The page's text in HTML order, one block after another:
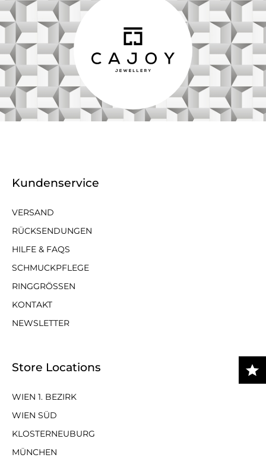
Kundenservice
VERSAND
RÜCKSENDUNGEN
HILFE & FAQS
SCHMUCKPFLEGE
RINGGRÖSSEN
KONTAKT
NEWSLETTER
Store Locations
WIEN 1. BEZIRK
WIEN SÜD
KLOSTERNEUBURG
MÜNCHEN